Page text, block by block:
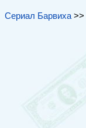
Сериал Барвиха >>